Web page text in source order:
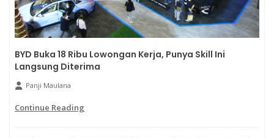
BYD Buka 18 Ribu Lowongan Kerja, Punya Skill Ini
Langsung Diterima
Panji Maulana
Continue Reading